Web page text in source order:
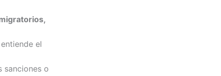
el
sanciones o